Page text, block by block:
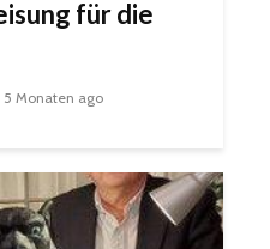
für die
5 Monaten ago